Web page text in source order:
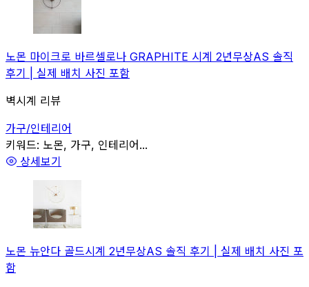
노몬 마이크로 바르셀로나 GRAPHITE 시계 2년무상AS 솔직
후기 | 실제 배치 사진 포함
벽시계 리뷰
가구/인테리어
관련
키워드: 노몬, 가구, 인테리어...
상세보기
노몬 뉴안다 골드시계 2년무상AS 솔직 후기 | 실제 배치 사진 포
함